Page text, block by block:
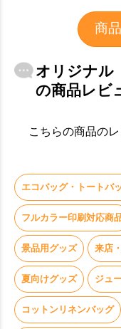
商
オリジナ
の商品レビ
こちらの商品の
エコバッグ・トートバ
フルカラー印刷対応商
景品用グッズ 来店
夏向けグッズ ジュ
コットンリネンバッグ